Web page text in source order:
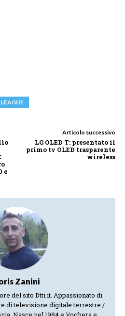
e
Articolo successivo
LG OLED T: presentato il
primo tv OLED trasparente
wireless
Zanini
del sito Dtti.it. Appassionato di
di televisione digitale terrestre /